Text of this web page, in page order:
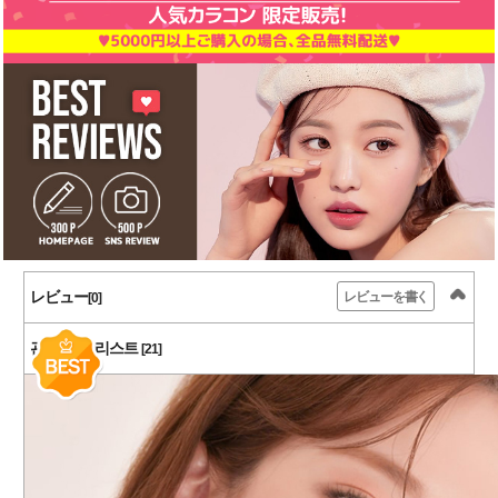
レビュー[0] レビューを書く
관련 상품 리스트[21]